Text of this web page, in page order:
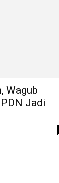
Wagub
Jadi